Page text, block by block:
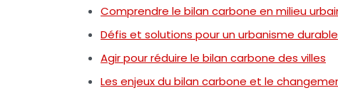
Comprendre le bilan carbone en milieu
Défis et solutions pour un urbanisme durable
Agir pour réduire le bilan carbone des villes
Les enjeux du bilan carbone et le